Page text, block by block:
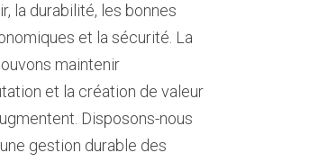
la durabilité, les bonnes
et la sécurité. La
maintenir
et la création de valeur
Disposons-nous
gestion durable des